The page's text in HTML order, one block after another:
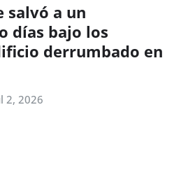
salvó a un
días bajo los
derrumbado en
2, 2026